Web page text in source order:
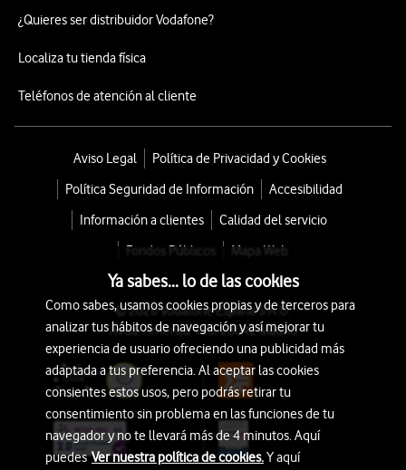
¿Quieres ser distribuidor Vodafone?
Localiza tu tienda física
Teléfonos de atención al cliente
Aviso Legal
Política de Privacidad y Cookies
Política Seguridad de Información
Accesibilidad
Información a clientes
Calidad del servicio
Fondos Públicos
Mapa Web
© 2026 Vodafone España S.A.U.
Avda. América 115, 28042 Madrid
Ya sabes... lo de las cookies
Como sabes, usamos cookies propias y de terceros para
analizar tus hábitos de navegación y así mejorar tu
experiencia de usuario ofreciendo una publicidad más
adaptada a tus preferencia. Al aceptar las cookies
consientes estos usos, pero podrás retirar tu
consentimiento sin problema en las funciones de tu
navegador y no te llevará más de 4 minutos. Aquí
puedesVer nuestra política de cookies.Y aquí